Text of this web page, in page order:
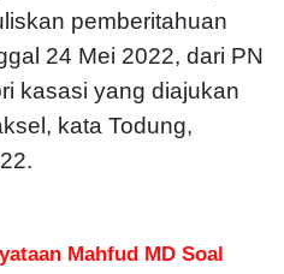
pemberitahuan
24 Mei 2022, dari PN
kasasi yang diajukan
kata Todung,
Mahfud MD Soal